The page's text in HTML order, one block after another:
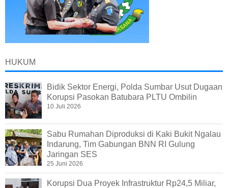
HUKUM
Bidik Sektor Energi, Polda Sumbar Usut Dugaan
Korupsi Pasokan Batubara PLTU Ombilin
10 Juli 2026
Sabu Rumahan Diproduksi di Kaki Bukit Ngalau
Indarung, Tim Gabungan BNN RI Gulung
Jaringan SES
25 Juni 2026
Korupsi Dua Proyek Infrastruktur Rp24,5 Miliar,